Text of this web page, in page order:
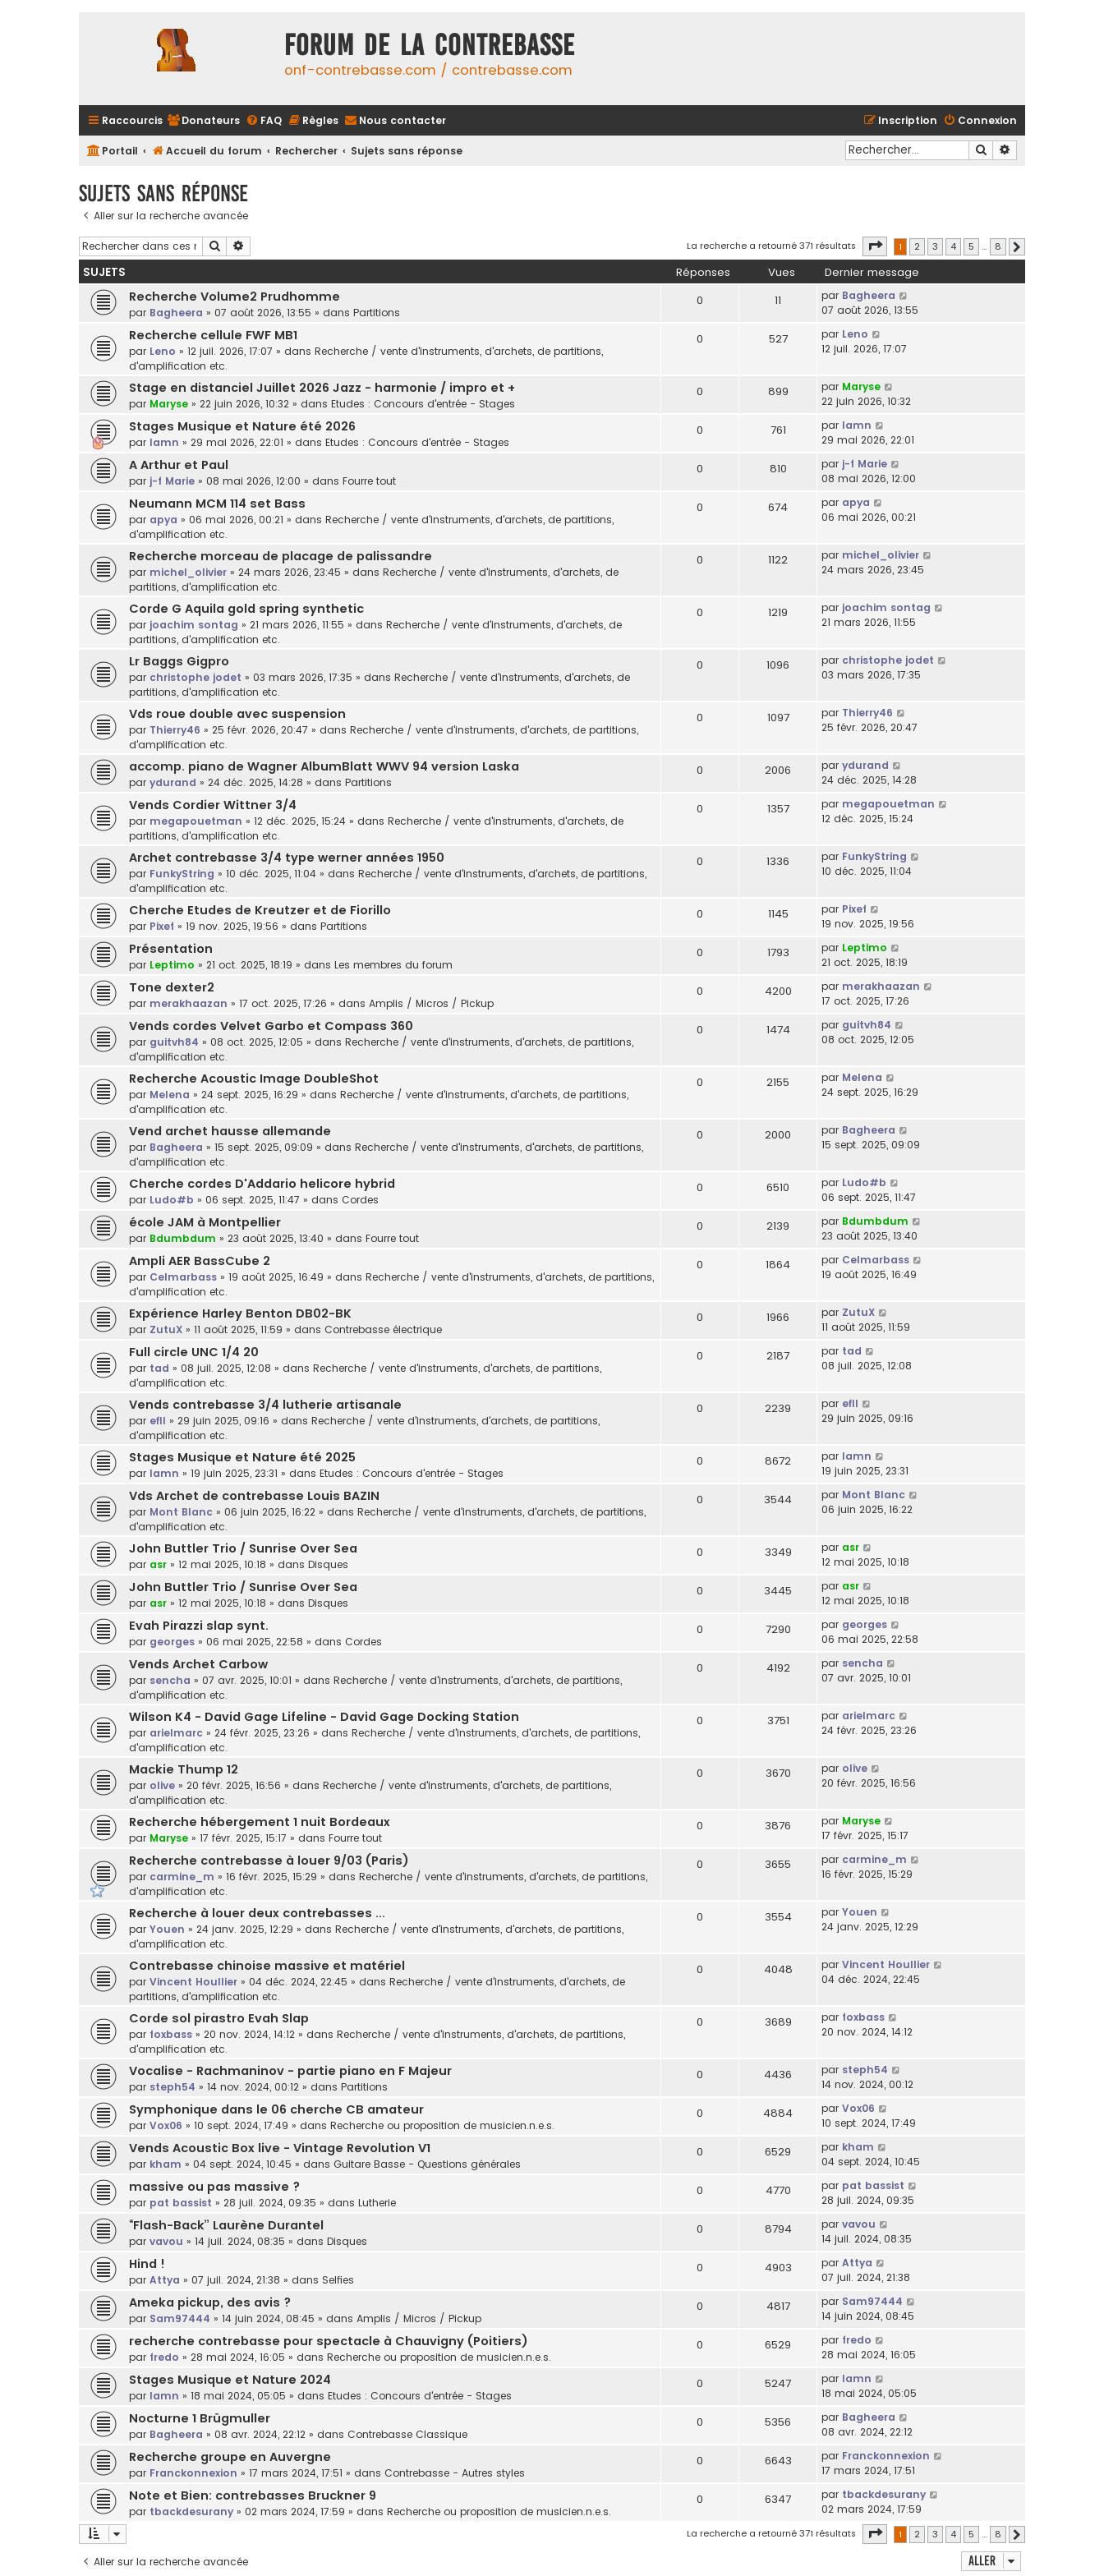
FORUM DE LA CONTREBASSE
onf-contrebasse.com / contrebasse.com
Raccourcis Donateurs FAQ Règles Nous contacter Connexion
Inscription
Portail Accueil du forum Rechercher Sujets sans réponse Rechercher
Sujets sans réponse
Aller sur la recherche avancée
Rechercher La recherche a retourné 371 résultats Page sur 8
1 2 3 4 5 … 8
SUJETS Réponses Vues Dernier message
Recherche Volume2 Prudhomme
par Bagheera » 07 août 2026, 13:55 » dans Partitions
0 11 par Bagheera
07 août 2026, 13:55
Recherche cellule FWF MB1
par Leno » 12 juil. 2026, 17:07 » dans Recherche / vente d'instruments, d'archets, de partitions,
d'amplification etc.
0 527 par Leno
12 juil. 2026, 17:07
Stage en distanciel Juillet 2026 Jazz - harmonie / impro et +
par Maryse » 22 juin 2026, 10:32 » dans Etudes : Concours d'entrée - Stages
0 899 par Maryse
22 juin 2026, 10:32
Stages Musique et Nature été 2026
par lamn » 29 mai 2026, 22:01 » dans Etudes : Concours d'entrée - Stages
0 761 par lamn
29 mai 2026, 22:01
A Arthur et Paul
par j-f Marie » 08 mai 2026, 12:00 » dans Fourre tout
0 810 par j-f Marie
08 mai 2026, 12:00
Neumann MCM 114 set Bass
par apya » 06 mai 2026, 00:21 » dans Recherche / vente d'instruments, d'archets, de partitions,
d'amplification etc.
0 674 par apya
06 mai 2026, 00:21
Recherche morceau de placage de palissandre
par michel_olivier » 24 mars 2026, 23:45 » dans Recherche / vente d'instruments, d'archets, de
partitions, d'amplification etc.
0 1122 par michel_olivier
24 mars 2026, 23:45
Corde G Aquila gold spring synthetic
par joachim sontag » 21 mars 2026, 11:55 » dans Recherche / vente d'instruments, d'archets, de
partitions, d'amplification etc.
0 1219 par joachim sontag
21 mars 2026, 11:55
Lr Baggs Gigpro
par christophe jodet » 03 mars 2026, 17:35 » dans Recherche / vente d'instruments, d'archets, de
partitions, d'amplification etc.
0 1096 par christophe jodet
03 mars 2026, 17:35
Vds roue double avec suspension
par Thierry46 » 25 févr. 2026, 20:47 » dans Recherche / vente d'instruments, d'archets, de partitions,
d'amplification etc.
0 1097 par Thierry46
25 févr. 2026, 20:47
accomp. piano de Wagner AlbumBlatt WWV 94 version Laska
par ydurand » 24 déc. 2025, 14:28 » dans Partitions
0 2006 par ydurand
24 déc. 2025, 14:28
Vends Cordier Wittner 3/4
par megapouetman » 12 déc. 2025, 15:24 » dans Recherche / vente d'instruments, d'archets, de
partitions, d'amplification etc.
0 1357 par megapouetman
12 déc. 2025, 15:24
Archet contrebasse 3/4 type werner années 1950
par FunkyString » 10 déc. 2025, 11:04 » dans Recherche / vente d'instruments, d'archets, de partitions,
d'amplification etc.
0 1336 par FunkyString
10 déc. 2025, 11:04
Cherche Etudes de Kreutzer et de Fiorillo
par Pixef » 19 nov. 2025, 19:56 » dans Partitions
0 1145 par Pixef
19 nov. 2025, 19:56
Présentation
par Leptimo » 21 oct. 2025, 18:19 » dans Les membres du forum
0 1793 par Leptimo
21 oct. 2025, 18:19
Tone dexter2
par merakhaazan » 17 oct. 2025, 17:26 » dans Amplis / Micros / Pickup
0 4200 par merakhaazan
17 oct. 2025, 17:26
Vends cordes Velvet Garbo et Compass 360
par guitvh84 » 08 oct. 2025, 12:05 » dans Recherche / vente d'instruments, d'archets, de partitions,
d'amplification etc.
0 1474 par guitvh84
08 oct. 2025, 12:05
Recherche Acoustic Image DoubleShot
par Melena » 24 sept. 2025, 16:29 » dans Recherche / vente d'instruments, d'archets, de partitions,
d'amplification etc.
0 2155 par Melena
24 sept. 2025, 16:29
Vend archet hausse allemande
par Bagheera » 15 sept. 2025, 09:09 » dans Recherche / vente d'instruments, d'archets, de partitions,
d'amplification etc.
0 2000 par Bagheera
15 sept. 2025, 09:09
Cherche cordes D'Addario helicore hybrid
par Ludo#b » 06 sept. 2025, 11:47 » dans Cordes
0 6510 par Ludo#b
06 sept. 2025, 11:47
école JAM à Montpellier
par Bdumbdum » 23 août 2025, 13:40 » dans Fourre tout
0 2139 par Bdumbdum
23 août 2025, 13:40
Ampli AER BassCube 2
par Celmarbass » 19 août 2025, 16:49 » dans Recherche / vente d'instruments, d'archets, de partitions,
d'amplification etc.
0 1864 par Celmarbass
19 août 2025, 16:49
Expérience Harley Benton DB02-BK
par ZutuX » 11 août 2025, 11:59 » dans Contrebasse électrique
0 1966 par ZutuX
11 août 2025, 11:59
Full circle UNC 1/4 20
par tad » 08 juil. 2025, 12:08 » dans Recherche / vente d'instruments, d'archets, de partitions,
d'amplification etc.
0 2187 par tad
08 juil. 2025, 12:08
Vends contrebasse 3/4 lutherie artisanale
par efll » 29 juin 2025, 09:16 » dans Recherche / vente d'instruments, d'archets, de partitions,
d'amplification etc.
0 2239 par efll
29 juin 2025, 09:16
Stages Musique et Nature été 2025
par lamn » 19 juin 2025, 23:31 » dans Etudes : Concours d'entrée - Stages
0 8672 par lamn
19 juin 2025, 23:31
Vds Archet de contrebasse Louis BAZIN
par Mont Blanc » 06 juin 2025, 16:22 » dans Recherche / vente d'instruments, d'archets, de partitions,
d'amplification etc.
0 3544 par Mont Blanc
06 juin 2025, 16:22
John Buttler Trio / Sunrise Over Sea
par asr » 12 mai 2025, 10:18 » dans Disques
0 3349 par asr
12 mai 2025, 10:18
John Buttler Trio / Sunrise Over Sea
par asr » 12 mai 2025, 10:18 » dans Disques
0 3445 par asr
12 mai 2025, 10:18
Evah Pirazzi slap synt.
par georges » 06 mai 2025, 22:58 » dans Cordes
0 7290 par georges
06 mai 2025, 22:58
Vends Archet Carbow
par sencha » 07 avr. 2025, 10:01 » dans Recherche / vente d'instruments, d'archets, de partitions,
d'amplification etc.
0 4192 par sencha
07 avr. 2025, 10:01
Wilson K4 - David Gage Lifeline - David Gage Docking Station
par arielmarc » 24 févr. 2025, 23:26 » dans Recherche / vente d'instruments, d'archets, de partitions,
d'amplification etc.
0 3751 par arielmarc
24 févr. 2025, 23:26
Mackie Thump 12
par olive » 20 févr. 2025, 16:56 » dans Recherche / vente d'instruments, d'archets, de partitions,
d'amplification etc.
0 3670 par olive
20 févr. 2025, 16:56
Recherche hébergement 1 nuit Bordeaux
par Maryse » 17 févr. 2025, 15:17 » dans Fourre tout
0 3876 par Maryse
17 févr. 2025, 15:17
Recherche contrebasse à louer 9/03 (Paris)
par carmine_m » 16 févr. 2025, 15:29 » dans Recherche / vente d'instruments, d'archets, de partitions,
d'amplification etc.
0 3655 par carmine_m
16 févr. 2025, 15:29
Recherche à louer deux contrebasses ...
par Youen » 24 janv. 2025, 12:29 » dans Recherche / vente d'instruments, d'archets, de partitions,
d'amplification etc.
0 3554 par Youen
24 janv. 2025, 12:29
Contrebasse chinoise massive et matériel
par Vincent Houllier » 04 déc. 2024, 22:45 » dans Recherche / vente d'instruments, d'archets, de
partitions, d'amplification etc.
0 4048 par Vincent Houllier
04 déc. 2024, 22:45
Corde sol pirastro Evah Slap
par foxbass » 20 nov. 2024, 14:12 » dans Recherche / vente d'instruments, d'archets, de partitions,
d'amplification etc.
0 3689 par foxbass
20 nov. 2024, 14:12
Vocalise - Rachmaninov - partie piano en F Majeur
par steph54 » 14 nov. 2024, 00:12 » dans Partitions
0 4436 par steph54
14 nov. 2024, 00:12
Symphonique dans le 06 cherche CB amateur
par Vox06 » 10 sept. 2024, 17:49 » dans Recherche ou proposition de musicien.n.e.s.
0 4884 par Vox06
10 sept. 2024, 17:49
Vends Acoustic Box live - Vintage Revolution V1
par kham » 04 sept. 2024, 10:45 » dans Guitare Basse - Questions générales
0 6529 par kham
04 sept. 2024, 10:45
massive ou pas massive ?
par pat bassist » 28 juil. 2024, 09:35 » dans Lutherie
0 4770 par pat bassist
28 juil. 2024, 09:35
“Flash-Back” Laurène Durantel
par vavou » 14 juil. 2024, 08:35 » dans Disques
0 8794 par vavou
14 juil. 2024, 08:35
Hind !
par Attya » 07 juil. 2024, 21:38 » dans Selfies
0 4903 par Attya
07 juil. 2024, 21:38
Ameka pickup, des avis ?
par Sam97444 » 14 juin 2024, 08:45 » dans Amplis / Micros / Pickup
0 4817 par Sam97444
14 juin 2024, 08:45
recherche contrebasse pour spectacle à Chauvigny (Poitiers)
par fredo » 28 mai 2024, 16:05 » dans Recherche ou proposition de musicien.n.e.s.
0 6529 par fredo
28 mai 2024, 16:05
Stages Musique et Nature 2024
par lamn » 18 mai 2024, 05:05 » dans Etudes : Concours d'entrée - Stages
0 5247 par lamn
18 mai 2024, 05:05
Nocturne 1 Brügmuller
par Bagheera » 08 avr. 2024, 22:12 » dans Contrebasse Classique
0 5356 par Bagheera
08 avr. 2024, 22:12
Recherche groupe en Auvergne
par Franckonnexion » 17 mars 2024, 17:51 » dans Contrebasse - Autres styles
0 6643 par Franckonnexion
17 mars 2024, 17:51
Note et Bien: contrebasses Bruckner 9
par tbackdesurany » 02 mars 2024, 17:59 » dans Recherche ou proposition de musicien.n.e.s.
0 6347 par tbackdesurany
02 mars 2024, 17:59
La recherche a retourné 371 résultats Page sur 8
1 2 3 4 5 … 8
Aller sur la recherche avancée Aller